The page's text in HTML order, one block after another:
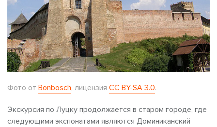
Фото от Bonbosch, лицензия CC BY-SA 3.0.
Экскурсия по Луцку продолжается в старом городе, где
следующими экспонатами являются Доминиканский